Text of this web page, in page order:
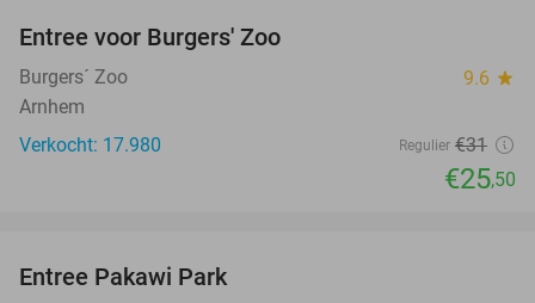
Entree voor Burgers' Zoo
Burgers´ Zoo 9.6 star
Arnhem
Verkocht: 17.980
Regulier €31
€25,50
Entree Pakawi Park